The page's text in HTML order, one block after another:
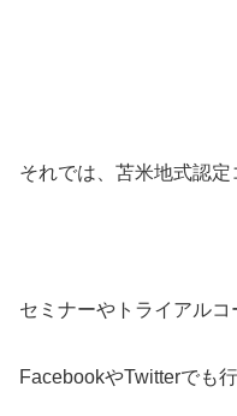
それでは、苫米地式認定
セミナーやトライアル
FacebookやTwitterでも行